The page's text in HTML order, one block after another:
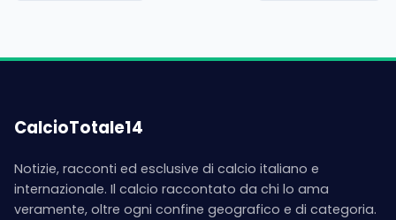
CalcioTotale14
Notizie, racconti ed esclusive di calcio italiano e
internazionale. Il calcio raccontato da chi lo ama
veramente, oltre ogni confine geografico e di categoria.